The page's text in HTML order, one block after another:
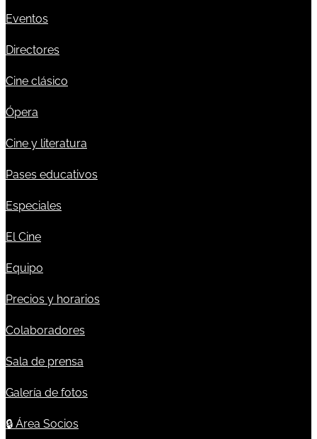
Eventos
Directores
Cine clásico
Ópera
Cine y literatura
Pases educativos
Especiales
El Cine
Equipo
Precios y horarios
Colaboradores
Sala de prensa
Galería de fotos
🔒 Área Socios